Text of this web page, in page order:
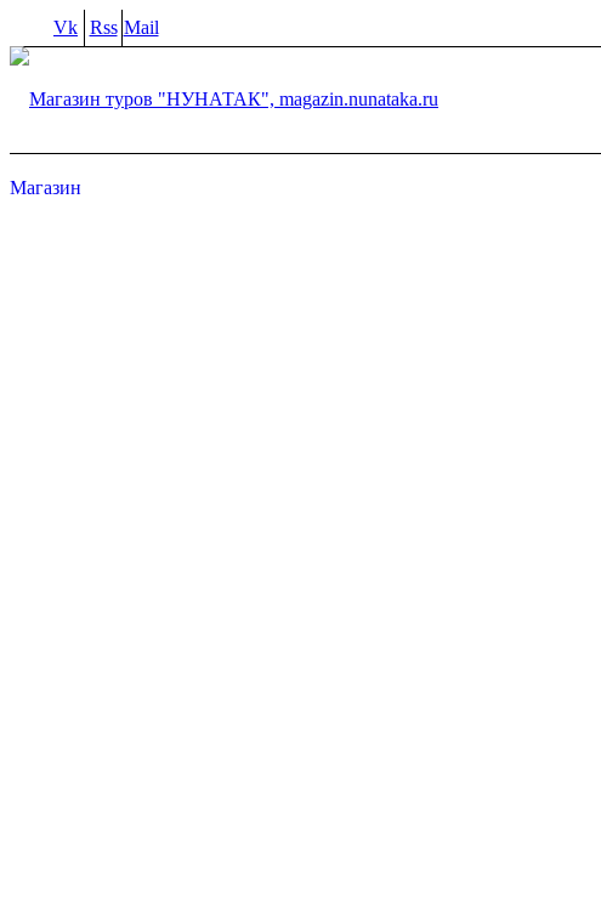
Vk Rss Mail
Магазин